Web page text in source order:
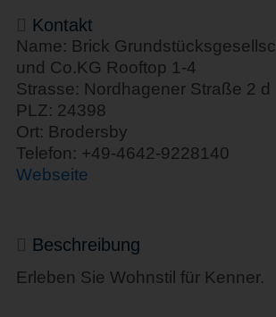
Kontakt
Name: Brick
und Co.KG Rooftop 1-4
Strasse: Nordhagener Straße 2 d
PLZ: 24398
Ort: Brodersby
Telefon: +49-4642-9228140
Webseite
Beschreibung
Erleben Sie Wohnstil für Kenner.